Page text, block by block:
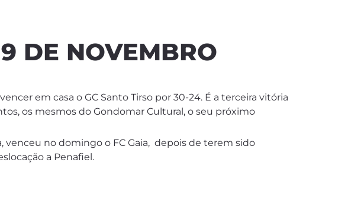
DE NOVEMBRO
em casa o GC Santo Tirso por 30-24. É a terceira vitória
os mesmos do Gondomar Cultural, o seu próximo
venceu no domingo o FC Gaia, depois de terem sido
a Penafiel.